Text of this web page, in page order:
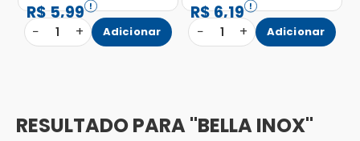
R$5,99
− 1 + Adicionar
R$6,19
− 1 + Adicionar
BELLA INOX